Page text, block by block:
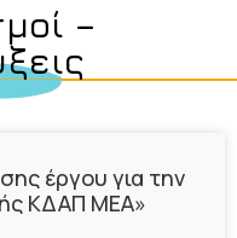
–
έργου για την
ΚΔΑΠ ΜΕΑ»